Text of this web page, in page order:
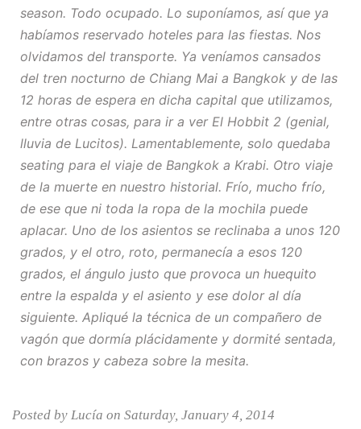
season. Todo ocupado. Lo suponíamos, así que ya
habíamos reservado hoteles para las fiestas. Nos
olvidamos del transporte. Ya veníamos cansados
del tren nocturno de Chiang Mai a Bangkok y de las
12 horas de espera en dicha capital que utilizamos,
entre otras cosas, para ir a ver El Hobbit 2 (genial,
lluvia de Lucitos). Lamentablemente, solo quedaba
seating para el viaje de Bangkok a Krabi. Otro viaje
de la muerte en nuestro historial. Frío, mucho frío,
de ese que ni toda la ropa de la mochila puede
aplacar. Uno de los asientos se reclinaba a unos 120
grados, y el otro, roto, permanecía a esos 120
grados, el ángulo justo que provoca un huequito
entre la espalda y el asiento y ese dolor al día
siguiente. Apliqué la técnica de un compañero de
vagón que dormía plácidamente y dormité sentada,
con brazos y cabeza sobre la mesita.
Posted by Lucía on Saturday, January 4, 2014